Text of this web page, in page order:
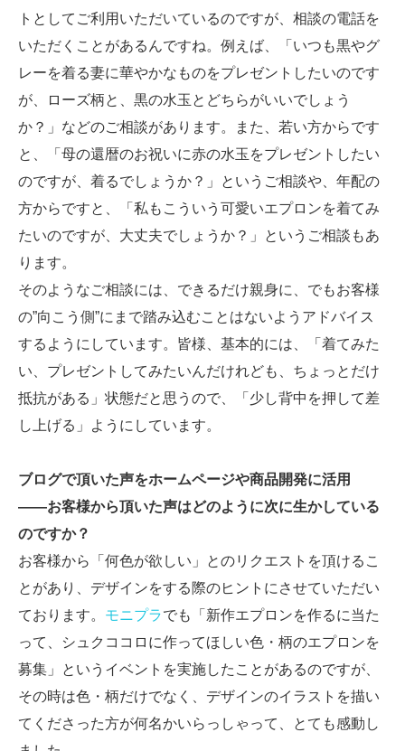
トとしてご利用いただいているのですが、相談の電話を
いただくことがあるんですね。例えば、「いつも黒やグ
レーを着る妻に華やかなものをプレゼントしたいのです
が、ローズ柄と、黒の水玉とどちらがいいでしょう
か？」などのご相談があります。また、若い方からです
と、「母の還暦のお祝いに赤の水玉をプレゼントしたい
のですが、着るでしょうか？」というご相談や、年配の
方からですと、「私もこういう可愛いエプロンを着てみ
たいのですが、大丈夫でしょうか？」というご相談もあ
ります。
そのようなご相談には、できるだけ親身に、でもお客様
の”向こう側”にまで踏み込むことはないようアドバイス
するようにしています。皆様、基本的には、「着てみた
い、プレゼントしてみたいんだけれども、ちょっとだけ
抵抗がある」状態だと思うので、「少し背中を押して差
し上げる」ようにしています。
ブログで頂いた声をホームページや商品開発に活用
――お客様から頂いた声はどのように次に生かしている
のですか？
お客様から「何色が欲しい」とのリクエストを頂けるこ
とがあり、デザインをする際のヒントにさせていただい
ております。 モニプラでも「新作エプロンを作るに当た
って、シュクココロに作ってほしい色・柄のエプロンを
募集」というイベントを実施したことがあるのですが、
その時は色・柄だけでなく、デザインのイラストを描い
てくださった方が何名かいらっしゃって、とても感動し